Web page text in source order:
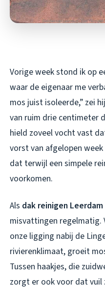
Vorige week stond ik op
waar de eigenaar me
mos juist isoleerde,” zei
van ruim drie centimeter
hield zoveel vocht vast
vorst van afgelopen
dat terwijl een simpele
voorkomen.
Als dak reinigen Leerdam
misvattingen regelmatig.
onze ligging nabij de
rivierenklimaat, groeit
Tussen haakjes, die
zorgt er ook voor dat